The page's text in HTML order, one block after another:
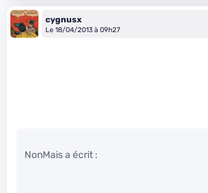
cygnusx
Le 18/04/2013 à 09h27
NonMais a écrit :